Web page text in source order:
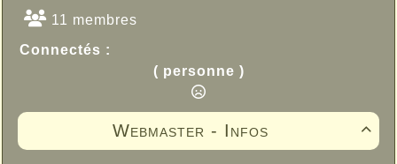
11 membres
Connectés :
( personne )

Webmaster - Infos